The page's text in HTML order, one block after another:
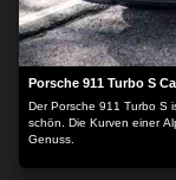
Porsche 911 Turbo S
Der Porsche 911 Turbo S
schön. Die Kurven einer
Genuss.